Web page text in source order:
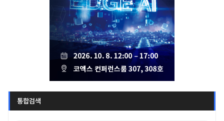
통합검색